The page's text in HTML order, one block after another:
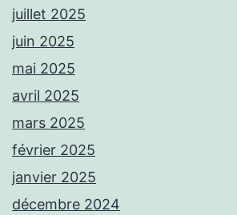
juillet 2025
juin 2025
mai 2025
avril 2025
mars 2025
février 2025
janvier 2025
décembre 2024